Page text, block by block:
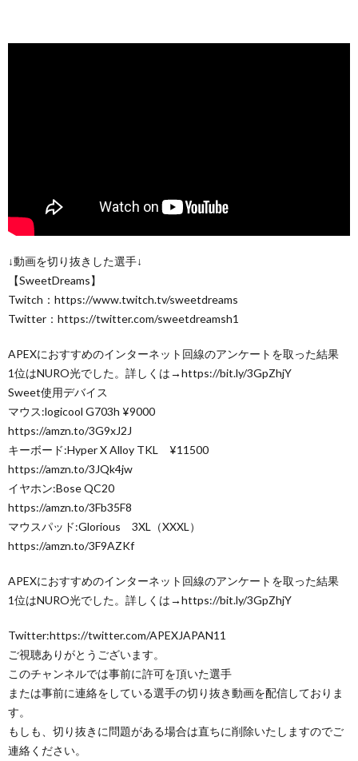
↓動画を切り抜きした選手↓
【SweetDreams】
Twitch：https://www.twitch.tv/sweetdreams
Twitter：https://twitter.com/sweetdreamsh1
APEXにおすすめのインターネット回線のアンケートを取った結果
1位はNURO光でした。詳しくは→https://bit.ly/3GpZhjY
Sweet使用デバイス
マウス:logicool G703h ¥9000
https://amzn.to/3G9xJ2J
キーボード:Hyper X Alloy TKL ¥11500
https://amzn.to/3JQk4jw
イヤホン:Bose QC20
https://amzn.to/3Fb35F8
マウスパッド:Glorious 3XL（XXXL）
https://amzn.to/3F9AZKf
APEXにおすすめのインターネット回線のアンケートを取った結果
1位はNURO光でした。詳しくは→https://bit.ly/3GpZhjY
Twitter:https://twitter.com/APEXJAPAN11
ご視聴ありがとうございます。
このチャンネルでは事前に許可を頂いた選手
または事前に連絡をしている選手の切り抜き動画を配信しておりま
す。
もしも、切り抜きに問題がある場合は直ちに削除いたしますのでご
連絡ください。